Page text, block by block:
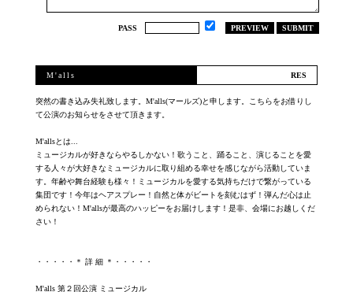
PASS
M'alls
突然の書き込み失礼致します。M'alls(マールズ)と申します。こちらをお借りし
て公演のお知らせをさせて頂きます。
M'allsとは...
ミュージカルが好きならやるしかない！歌うこと、踊ること、演じることを愛
する人々が大好きなミュージカルに取り組める幸せを感じながら活動していま
す。年齢や舞台経験も様々！ミュージカルを愛する気持ちだけで繋がっている
集団です！今年はヘアスプレー！自然と体がビートを刻むはず！弾んだ心は止
められない！M'allsが最高のハッピーをお届けします！是非、会場にお越しくだ
さい！
・・・・・＊ 詳 細 ＊・・・・・
M'alls 第２回公演 ミュージカル